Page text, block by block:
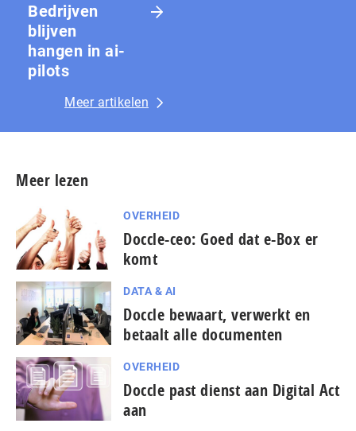
Bedrijven
blijven
hangen in ai-
pilots
Meer artikelen
Meer lezen
OVERHEID
Doccle-ceo: Goed dat e-Box er
komt
DATA & AI
Doccle bewaart, verwerkt en
betaalt alle documenten
OVERHEID
Doccle past dienst aan Digital Act
aan